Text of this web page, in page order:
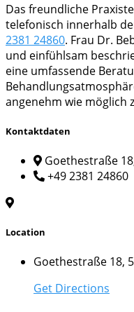
Das freundliche
telefonisch innerhalb
2381 24860. Frau Dr.
und einfühlsam
eine umfassende
angenehm wie möglich
Kontaktdaten
Goethestraße
+49 2381 24860
Location
Goethestraße 18,
Get Directions